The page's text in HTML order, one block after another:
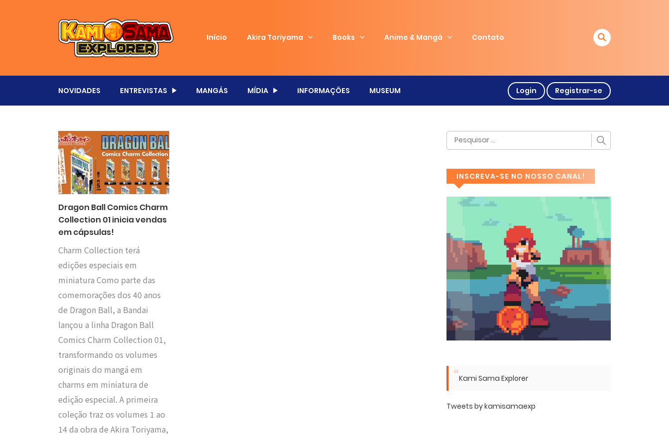
Início Akira Toriyama Books Anime & Mangá Contato
NOVIDADES ENTREVISTAS MANGÁS MÍDIA INFORMAÇÕES MUSEUM Login Registrar-se
Dragon Ball Comics Charm
Collection 01 inicia vendas
em cápsulas!
Charm Collection terá
edições especiais em
miniatura Como parte das
comemorações dos 40 anos
de Dragon Ball, a Bandai
lançou a linha Dragon Ball
Comics Charm Collection 01,
transformando os volumes
originais do mangá em
charms em miniatura de
edição especial. A primeira
coleção traz os volumes 1 ao
14 da obra de Akira Toriyama,
INSCREVA-SE NO NOSSO CANAL!
Kami Sama Explorer
Tweets by kamisamaexp